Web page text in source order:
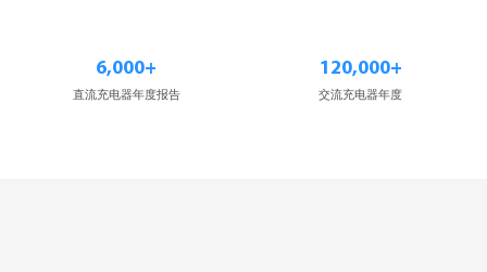
6,000+
直流充电器年度报告
120,000+
交流充电器年度